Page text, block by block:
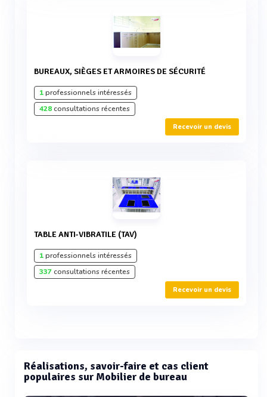
BUREAUX, SIÈGES ET ARMOIRES DE SÉCURITÉ
1professionnels intéressés
428consultations récentes
Recevoir un devis
TABLE ANTI-VIBRATILE (TAV)
1professionnels intéressés
337consultations récentes
Recevoir un devis
Réalisations, savoir-faire et cas client
populaires sur Mobilier de bureau